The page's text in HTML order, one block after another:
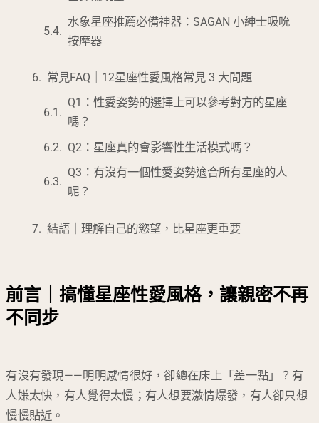
水象星座推薦必備神器：SAGAN 小紳士吸吮
按摩器
常見FAQ｜12星座性愛風格常見 3 大問題
Q1：性愛姿勢的選擇上可以參考對方的星座
嗎？
Q2：星座真的會影響性生活模式嗎？
Q3：有沒有一個性愛姿勢適合所有星座的人
呢？
結語｜理解自己的慾望，比星座更重要
前言｜搞懂星座性愛風格，讓親密不再
不同步
有沒有發現——明明感情很好，卻總在床上「差一點」？有
人嫌太快，有人覺得太慢；有人想要激情爆發，有人卻只想
慢慢貼近。